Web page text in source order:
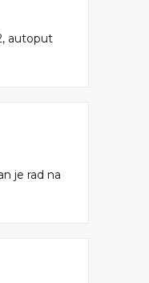
autoput
je rad na